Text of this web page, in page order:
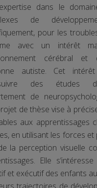
dans le
de
pour les
avec un intérêt
cérébral
autiste. Cet
des études
de
de thèse vise à
aux apprentissages
en utilisant les forces
la perception visuelle
Elle
et exécutif des enfants